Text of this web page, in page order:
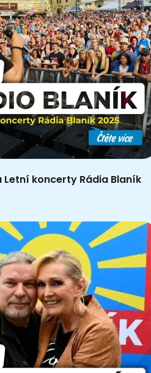
Letní koncerty Rádia Blaník